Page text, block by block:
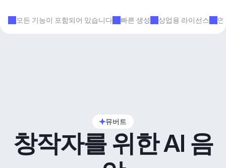
모든 기능이 포함되어 있습니다 빠른 생성 상업용 라이선스
뮤버트
창작자를 위한 AI 음